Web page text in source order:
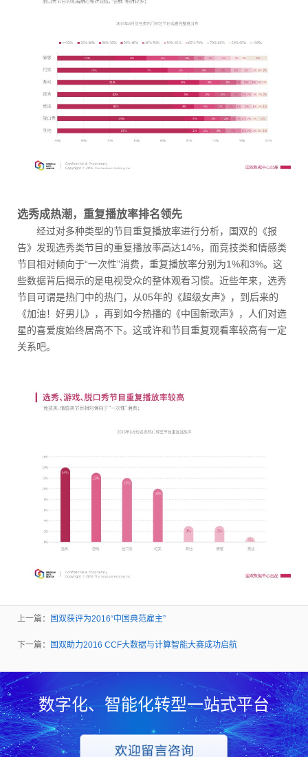
选秀成热潮，重复播放率排名领先
经过对多种类型的节目重复播放率进行分析，国双的《报
告》发现选秀类节目的重复播放率高达14%，而竞技类和情感类
节目相对倾向于“一次性”消费，重复播放率分别为1%和3%。这
些数据背后揭示的是电视受众的整体观看习惯。近些年来，选秀
节目可谓是热门中的热门，从05年的《超级女声》，到后来的
《加油！好男儿》，再到如今热播的《中国新歌声》，人们对造
星的喜爱度始终居高不下。这或许和节目重复观看率较高有一定
关系吧。
上一篇： 国双获评为2016“中国典范雇主”
下一篇： 国双助力2016 CCF大数据与计算智能大赛成功启航
数字化、智能化转型一站式平台